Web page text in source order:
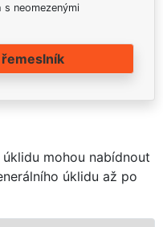
neomezenými
mohou nabídnout
úklidu až po